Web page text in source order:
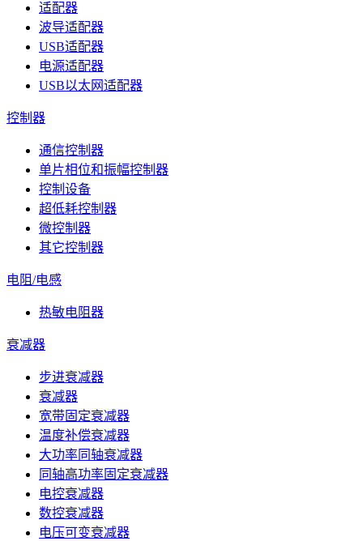
适配器
波导适配器
USB适配器
电源适配器
USB以太网适配器
控制器
通信控制器
单片相位和振幅控制器
控制设备
超低耗控制器
微控制器
其它控制器
电阻/电感
热敏电阻器
衰减器
步进衰减器
衰减器
宽带固定衰减器
温度补偿衰减器
大功率同轴衰减器
同轴高功率固定衰减器
电控衰减器
数控衰减器
电压可变衰减器